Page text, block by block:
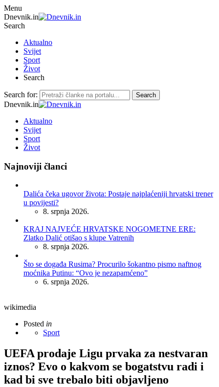
Menu
Dnevnik.in
Search
Aktualno
Svijet
Sport
Život
Search
Search for: Search
Dnevnik.in
Aktualno
Svijet
Sport
Život
Najnoviji članci
Dalića čeka ugovor života: Postaje najplaćeniji hrvatski trener
u povijesti?
8. srpnja 2026.
KRAJ NAJVEĆE HRVATSKE NOGOMETNE ERE:
Zlatko Dalić otišao s klupe Vatrenih
8. srpnja 2026.
Što se događa Rusima? Procurilo šokantno pismo naftnog
moćnika Putinu: “Ovo je nezapamćeno”
6. srpnja 2026.
wikimedia
Posted in
Sport
UEFA prodaje Ligu prvaka za nestvaran
iznos? Evo o kakvom se bogatstvu radi i
kad bi sve trebalo biti objavljeno